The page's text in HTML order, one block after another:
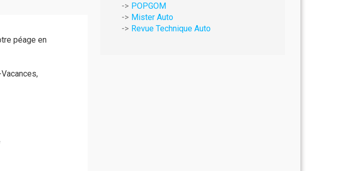
péage en
POPGOM
Mister Auto
Revue Technique Auto